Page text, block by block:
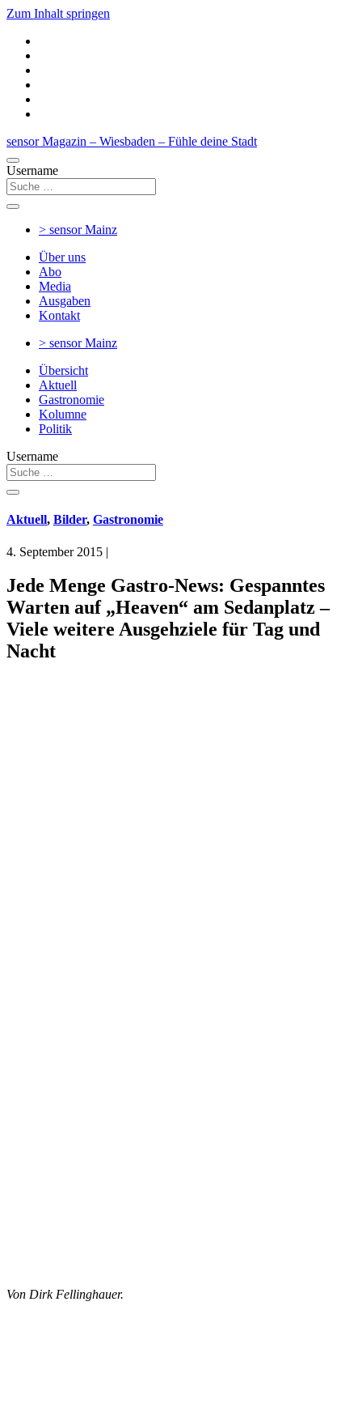
Zum Inhalt springen
sensor Magazin – Wiesbaden – Fühle deine Stadt
Username
> sensorMainz
Über uns
Abo
Media
Ausgaben
Kontakt
> sensorMainz
Übersicht
Aktuell
Gastronomie
Kolumne
Politik
Username
Aktuell, Bilder, Gastronomie
4. September 2015 |
Jede Menge Gastro-News: Gespanntes
Warten auf „Heaven“ am Sedanplatz –
Viele weitere Ausgehziele für Tag und
Nacht
Von Dirk Fellinghauer.